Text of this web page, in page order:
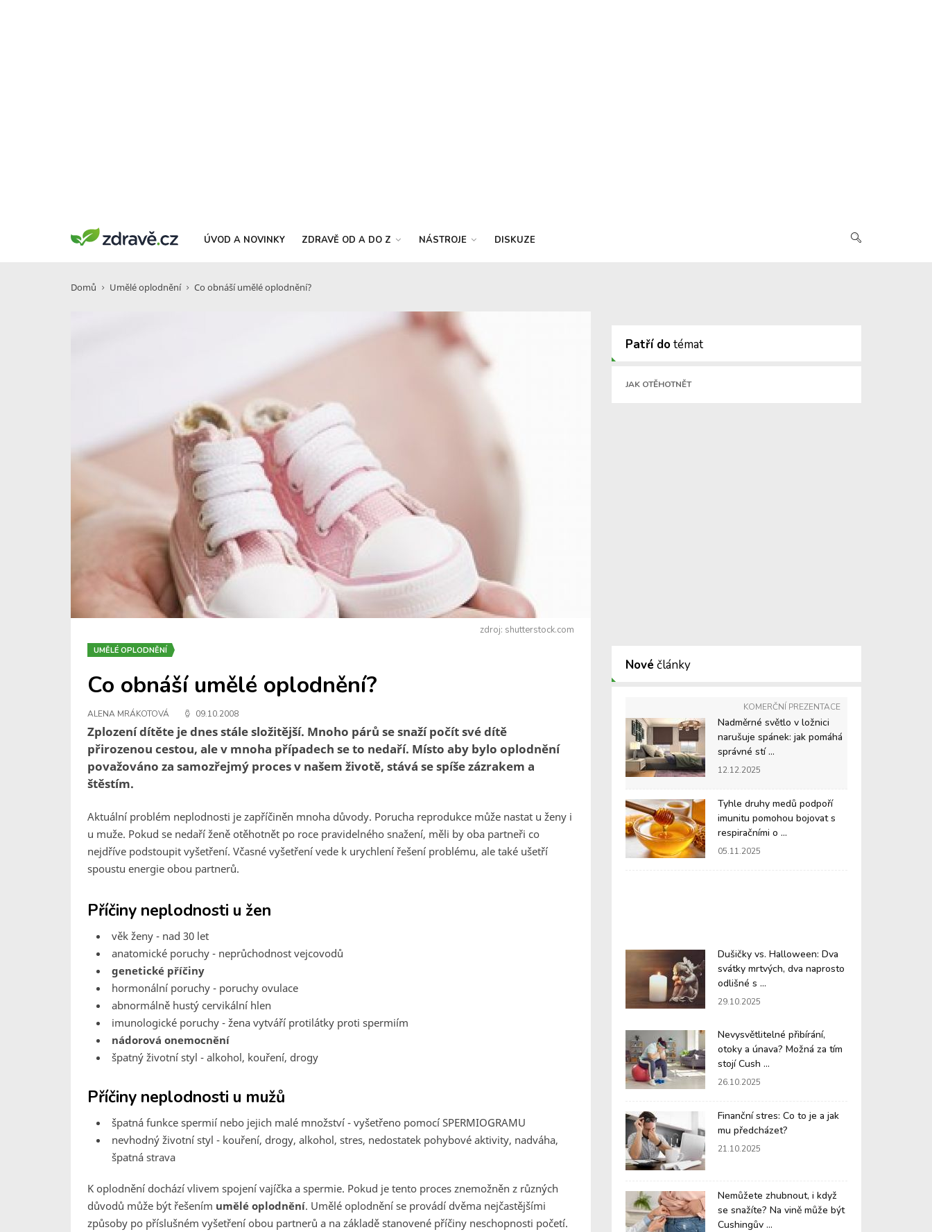
ÚVOD A NOVINKY ZDRAVĚ OD A DO Z NÁSTROJE DISKUZE
Domů Umělé oplodnění Co obnáší umělé oplodnění?
zdroj: shutterstock.com
UMĚLÉ OPLODNĚNÍ
Co obnáší umělé oplodnění?
ALENA MRÁKOTOVÁ 09.10.2008
Zplození dítěte je dnes stále složitější. Mnoho párů se snaží počít své dítě
přirozenou cestou, ale v mnoha případech se to nedaří. Místo aby bylo oplodnění
považováno za samozřejmý proces v našem životě, stává se spíše zázrakem a
štěstím.
Aktuální problém neplodnosti je zapříčiněn mnoha důvody. Porucha reprodukce může nastat u ženy i
u muže. Pokud se nedaří ženě otěhotnět po roce pravidelného snažení, měli by oba partneři co
nejdříve podstoupit vyšetření. Včasné vyšetření vede k urychlení řešení problému, ale také ušetří
spoustu energie obou partnerů.
Příčiny neplodnosti u žen
věk ženy - nad 30 let
anatomické poruchy - neprůchodnost vejcovodů
genetické příčiny
hormonální poruchy - poruchy ovulace
abnormálně hustý cervikální hlen
imunologické poruchy - žena vytváří protilátky proti spermiím
nádorová onemocnění
špatný životní styl - alkohol, kouření, drogy
Příčiny neplodnosti u mužů
špatná funkce spermií nebo jejich malé množství - vyšetřeno pomocí SPERMIOGRAMU
nevhodný životní styl - kouření, drogy, alkohol, stres, nedostatek pohybové aktivity, nadváha,
špatná strava
K oplodnění dochází vlivem spojení vajíčka a spermie. Pokud je tento proces znemožněn z různých
důvodů může být řešením umělé oplodnění. Umělé oplodnění se provádí dvěma nejčastějšími
způsoby po příslušném vyšetření obou partnerů a na základě stanovené příčiny neschopnosti početí.
Patří dotémat
JAK OTĚHOTNĚT
Nové články
KOMERČNÍ PREZENTACE
Nadměrné světlo v ložnici
narušuje spánek: jak pomáhá
správné stí ...
12.12.2025
Tyhle druhy medů podpoří
imunitu pomohou bojovat s
respiračními o ...
05.11.2025
Dušičky vs. Halloween: Dva
svátky mrtvých, dva naprosto
odlišné s ...
29.10.2025
Nevysvětlitelné přibírání,
otoky a únava? Možná za tím
stojí Cush ...
26.10.2025
Finanční stres: Co to je a jak
mu předcházet?
21.10.2025
Nemůžete zhubnout, i když
se snažíte? Na vině může být
Cushingův ...